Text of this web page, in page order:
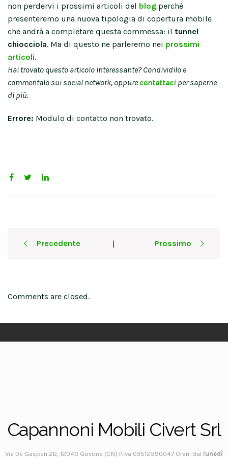
non perdervi i prossimi articoli del blog perché
presenteremo una nuova tipologia di copertura mobile
che andrà a completare questa commessa: il tunnel
chiocciola. Ma di questo ne parleremo nei prossimi
articoli.
Hai trovato questo articolo interessante? Condividilo e
commentalo sui social network, oppure contattaci per saperne
di più.
Errore: Modulo di contatto non trovato.
navigationPrecedente | Prossimo
Comments are closed.
Capannoni Mobili Civert Srl
Via De Gasperi 2B, 12040 Govone (CN) P.iva 03512590047 Orari: dal lunedì